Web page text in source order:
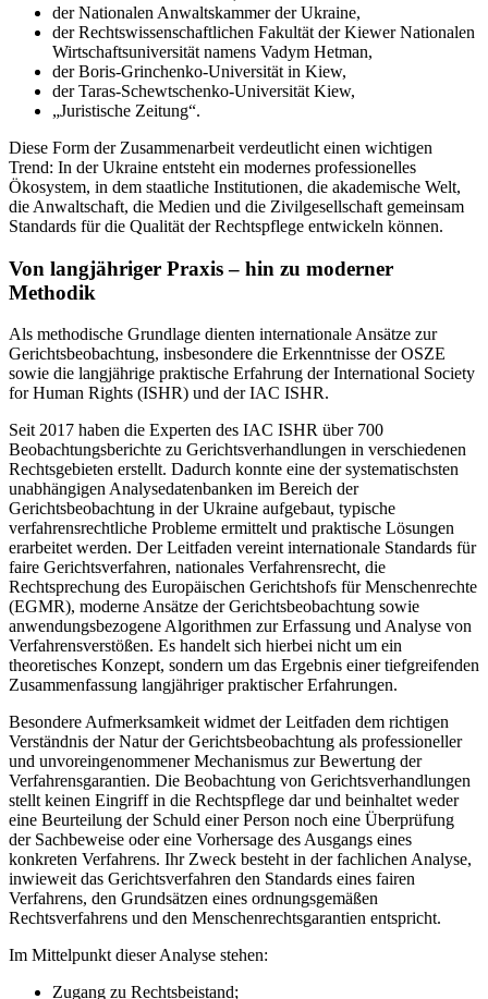
der Nationalen Anwaltskammer der Ukraine,
der Rechtswissenschaftlichen Fakultät der Kiewer Nationalen
Wirtschaftsuniversität namens Vadym Hetman,
der Boris-Grinchenko-Universität in Kiew,
der Taras-Schewtschenko-Universität Kiew,
„Juristische Zeitung“.
Diese Form der Zusammenarbeit verdeutlicht einen wichtigen
Trend: In der Ukraine entsteht ein modernes professionelles
Ökosystem, in dem staatliche Institutionen, die akademische Welt,
die Anwaltschaft, die Medien und die Zivilgesellschaft gemeinsam
Standards für die Qualität der Rechtspflege entwickeln können.
Von langjähriger Praxis – hin zu moderner
Methodik
Als methodische Grundlage dienten internationale Ansätze zur
Gerichtsbeobachtung, insbesondere die Erkenntnisse der OSZE
sowie die langjährige praktische Erfahrung der International Society
for Human Rights (ISHR) und der IAC ISHR.
Seit 2017 haben die Experten des IAC ISHR über 700
Beobachtungsberichte zu Gerichtsverhandlungen in verschiedenen
Rechtsgebieten erstellt. Dadurch konnte eine der systematischsten
unabhängigen Analysedatenbanken im Bereich der
Gerichtsbeobachtung in der Ukraine aufgebaut, typische
verfahrensrechtliche Probleme ermittelt und praktische Lösungen
erarbeitet werden. Der Leitfaden vereint internationale Standards für
faire Gerichtsverfahren, nationales Verfahrensrecht, die
Rechtsprechung des Europäischen Gerichtshofs für Menschenrechte
(EGMR), moderne Ansätze der Gerichtsbeobachtung sowie
anwendungsbezogene Algorithmen zur Erfassung und Analyse von
Verfahrensverstößen. Es handelt sich hierbei nicht um ein
theoretisches Konzept, sondern um das Ergebnis einer tiefgreifenden
Zusammenfassung langjähriger praktischer Erfahrungen.
Besondere Aufmerksamkeit widmet der Leitfaden dem richtigen
Verständnis der Natur der Gerichtsbeobachtung als professioneller
und unvoreingenommener Mechanismus zur Bewertung der
Verfahrensgarantien. Die Beobachtung von Gerichtsverhandlungen
stellt keinen Eingriff in die Rechtspflege dar und beinhaltet weder
eine Beurteilung der Schuld einer Person noch eine Überprüfung
der Sachbeweise oder eine Vorhersage des Ausgangs eines
konkreten Verfahrens. Ihr Zweck besteht in der fachlichen Analyse,
inwieweit das Gerichtsverfahren den Standards eines fairen
Verfahrens, den Grundsätzen eines ordnungsgemäßen
Rechtsverfahrens und den Menschenrechtsgarantien entspricht.
Im Mittelpunkt dieser Analyse stehen:
Zugang zu Rechtsbeistand;